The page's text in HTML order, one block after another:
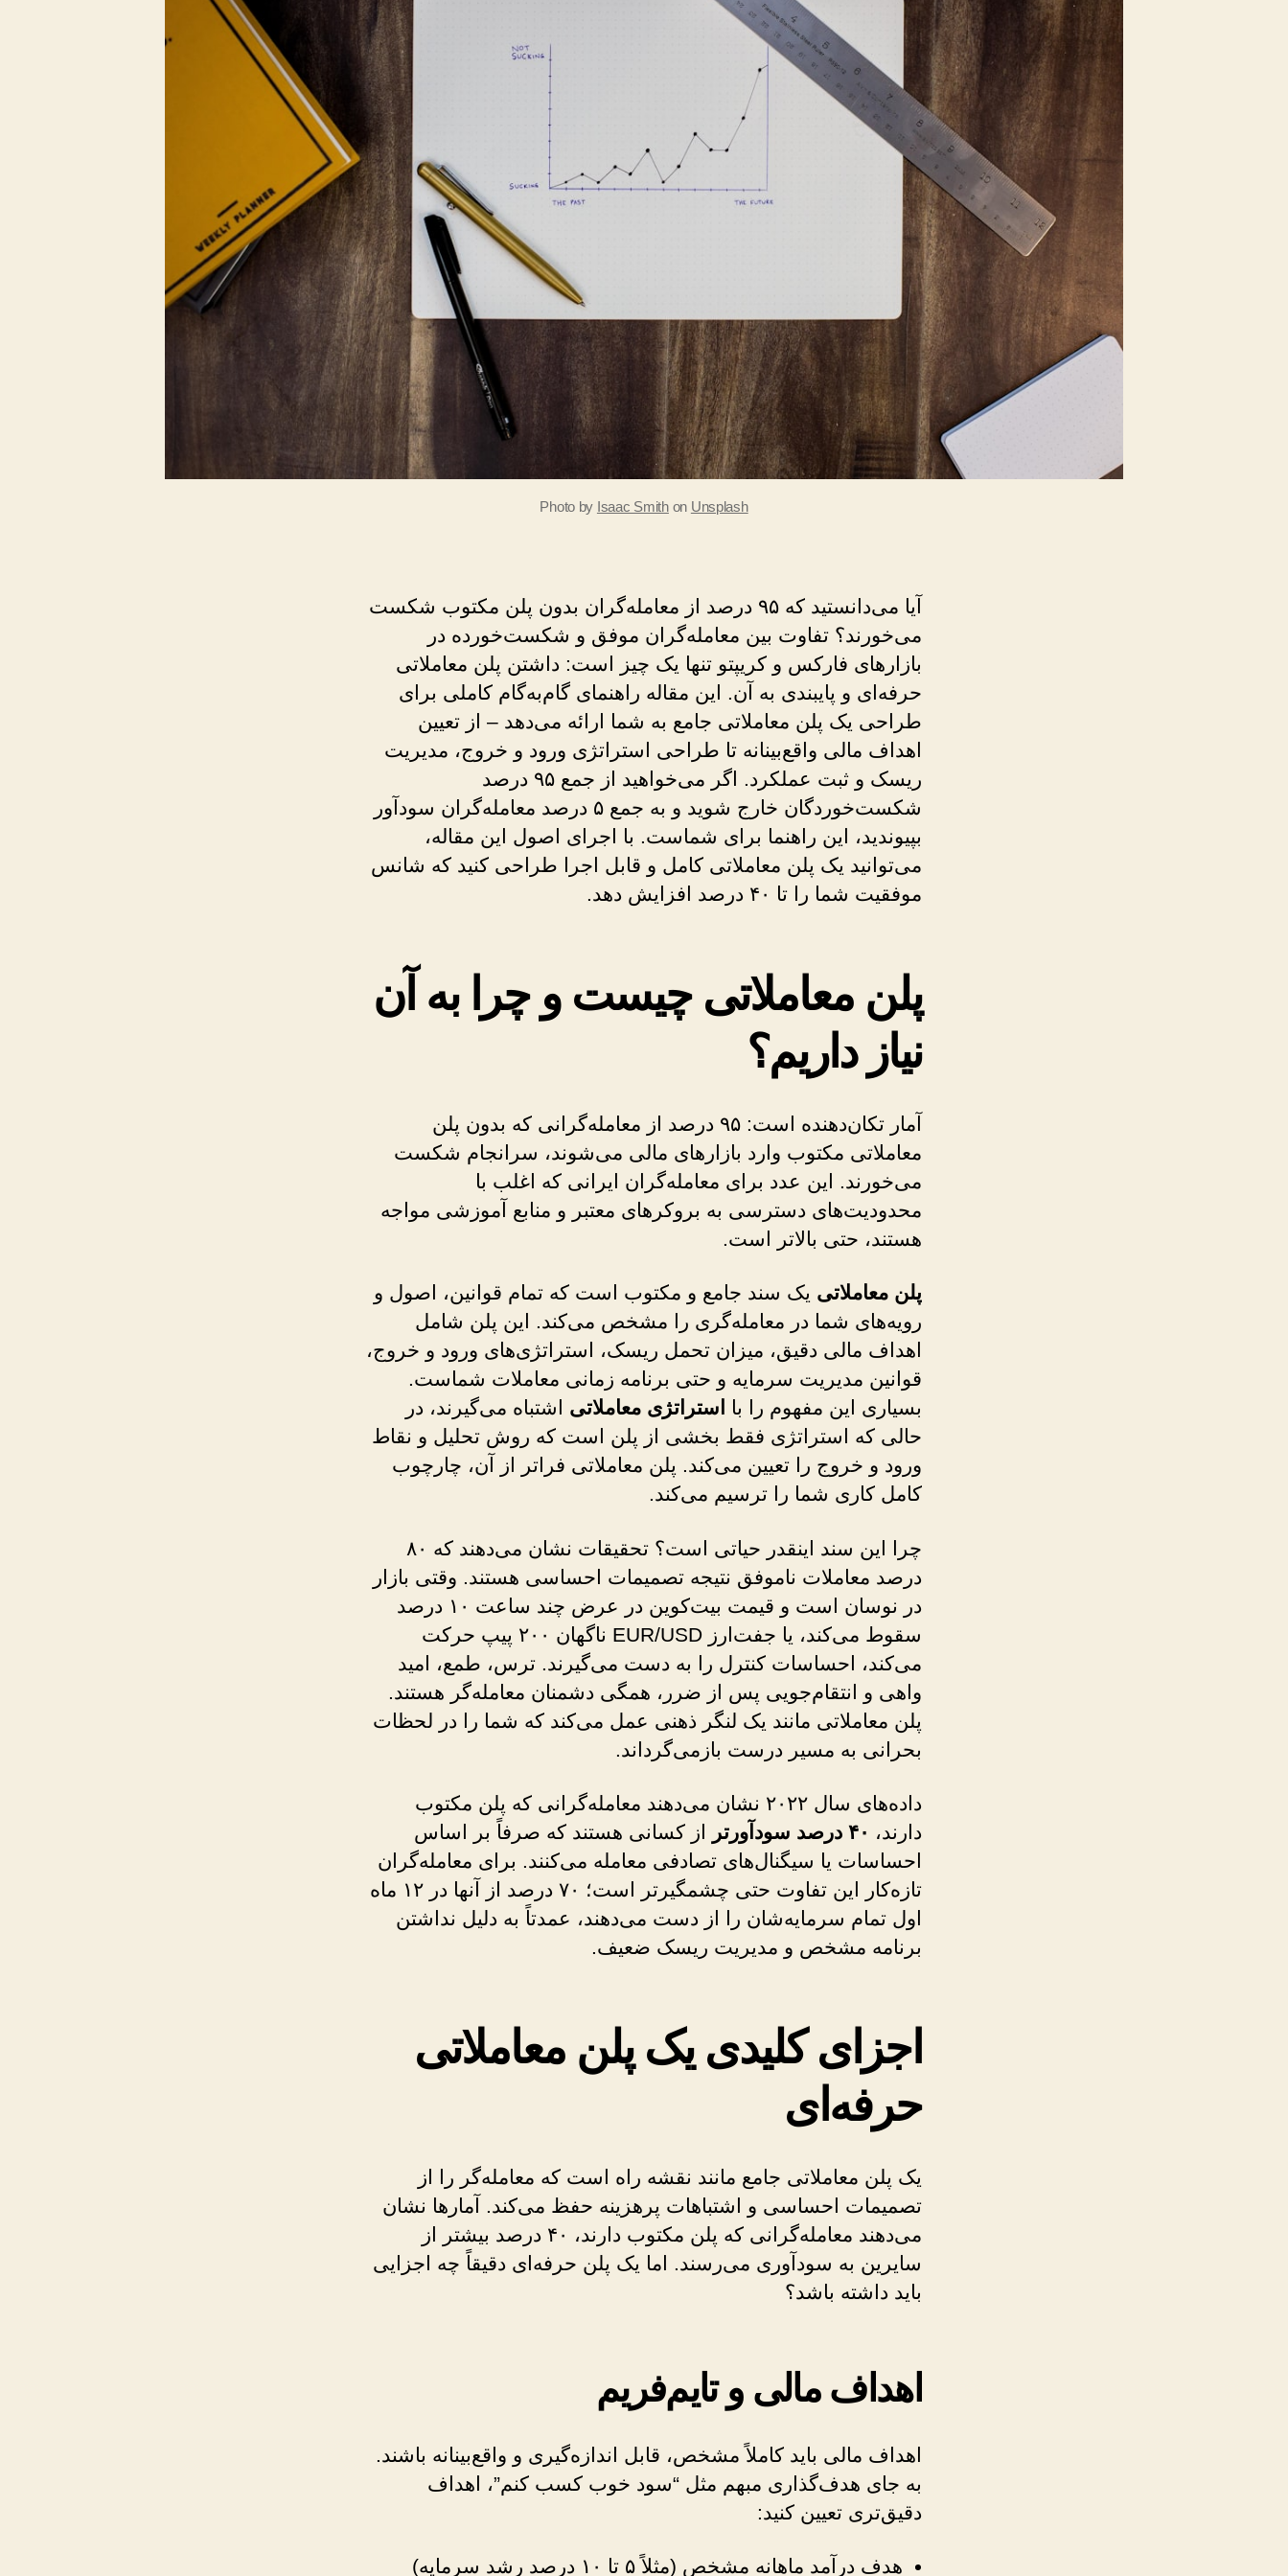
Photo by Isaac Smithon Unsplash
آیا می‌دانستید که ۹۵ درصد از معامله‌گران بدون پلن مکتوب شکست
می‌خورند؟ تفاوت بین معامله‌گران موفق و شکست‌خورده در
بازارهای فارکس و کریپتو تنها یک چیز است: داشتن پلن معاملاتی
حرفه‌ای و پایبندی به آن. این مقاله راهنمای گام‌به‌گام کاملی برای
طراحی یک پلن معاملاتی جامع به شما ارائه می‌دهد – از تعیین
اهداف مالی واقع‌بینانه تا طراحی استراتژی ورود و خروج، مدیریت
ریسک و ثبت عملکرد. اگر می‌خواهید از جمع ۹۵ درصد
شکست‌خوردگان خارج شوید و به جمع ۵ درصد معامله‌گران سودآور
بپیوندید، این راهنما برای شماست. با اجرای اصول این مقاله،
می‌توانید یک پلن معاملاتی کامل و قابل اجرا طراحی کنید که شانس
موفقیت شما را تا ۴۰ درصد افزایش دهد.
پلن معاملاتی چیست و چرا به آن
نیاز داریم؟
آمار تکان‌دهنده است: ۹۵ درصد از معامله‌گرانی که بدون پلن
معاملاتی مکتوب وارد بازارهای مالی می‌شوند، سرانجام شکست
می‌خورند. این عدد برای معامله‌گران ایرانی که اغلب با
محدودیت‌های دسترسی به بروکرهای معتبر و منابع آموزشی مواجه
هستند، حتی بالاتر است.
پلن معاملاتی یک سند جامع و مکتوب است که تمام قوانین، اصول و
رویه‌های شما در معامله‌گری را مشخص می‌کند. این پلن شامل
اهداف مالی دقیق، میزان تحمل ریسک، استراتژی‌های ورود و خروج،
قوانین مدیریت سرمایه و حتی برنامه زمانی معاملات شماست.
بسیاری این مفهوم را با
استراتژی معاملاتی اشتباه می‌گیرند، در
حالی که استراتژی فقط بخشی از پلن است که روش تحلیل و نقاط
ورود و خروج را تعیین می‌کند. پلن معاملاتی فراتر از آن، چارچوب
کامل کاری شما را ترسیم می‌کند.
چرا این سند اینقدر حیاتی است؟ تحقیقات نشان می‌دهند که ۸۰
درصد معاملات ناموفق نتیجه تصمیمات احساسی هستند. وقتی بازار
در نوسان است و قیمت بیت‌کوین در عرض چند ساعت ۱۰ درصد
سقوط می‌کند، یا جفت‌ارز EUR/USD ناگهان ۲۰۰ پیپ حرکت
می‌کند، احساسات کنترل را به دست می‌گیرند. ترس، طمع، امید
واهی و انتقام‌جویی پس از ضرر، همگی دشمنان معامله‌گر هستند.
پلن معاملاتی مانند یک لنگر ذهنی عمل می‌کند که شما را در لحظات
بحرانی به مسیر درست بازمی‌گرداند.
داده‌های سال ۲۰۲۲ نشان می‌دهند معامله‌گرانی که پلن مکتوب
دارند، ۴۰ درصد سودآورتر
از کسانی هستند که صرفاً بر اساس
احساسات یا سیگنال‌های تصادفی معامله می‌کنند. برای معامله‌گران
تازه‌کار این تفاوت حتی چشمگیرتر است؛ ۷۰ درصد از آنها در ۱۲ ماه
اول تمام سرمایه‌شان را از دست می‌دهند، عمدتاً به دلیل نداشتن
برنامه مشخص و مدیریت ریسک ضعیف.
اجزای کلیدی یک پلن معاملاتی
حرفه‌ای
یک پلن معاملاتی جامع مانند نقشه راه است که معامله‌گر را از
تصمیمات احساسی و اشتباهات پرهزینه حفظ می‌کند. آمارها نشان
می‌دهند معامله‌گرانی که پلن مکتوب دارند، ۴۰ درصد بیشتر از
سایرین به سودآوری می‌رسند. اما یک پلن حرفه‌ای دقیقاً چه اجزایی
باید داشته باشد؟
اهداف مالی و تایم‌فریم
اهداف مالی باید کاملاً مشخص، قابل اندازه‌گیری و واقع‌بینانه باشند.
به جای هدف‌گذاری مبهم مثل “سود خوب کسب کنم”، اهداف
دقیق‌تری تعیین کنید:
هدف درآمد ماهانه مشخص (مثلاً ۵ تا ۱۰ درصد رشد سرمایه)